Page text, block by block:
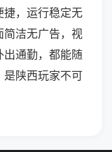
捷，运行稳定无
简洁无广告，视
出通勤，都能随
是陕西玩家不可